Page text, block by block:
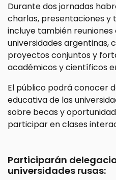
Durante dos jornadas
charlas, presentaciones y
incluye también
universidades argentinas,
proyectos conjuntos y
académicos y científicos
El público podrá conocer
educativa de las
sobre becas y
participar en clases
Participarán
universidades rusas: